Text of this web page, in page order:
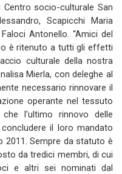
socio-culturale San
Scapicchi Maria
Antonello. “Amici del
è ritenuto a tutti gli effetti
culturale della nostra
Mierla, con deleghe al
necessario rinnovare il
operante nel tessuto
l'ultimo rinnovo delle
il loro mandato
2011. Sempre da statuto è
da tredici membri, di cui
e altri sei nominati dal